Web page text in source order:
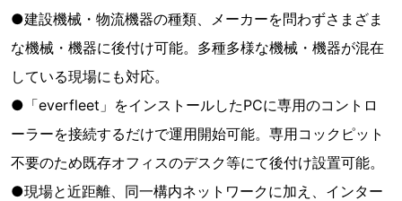
●建設機械・物流機器の種類、メーカーを問わずさまざま
な機械・機器に後付け可能。多種多様な機械・機器が混在
している現場にも対応。
●「everfleet」をインストールしたPCに専用のコントロ
ーラーを接続するだけで運用開始可能。専用コックピット
不要のため既存オフィスのデスク等にて後付け設置可能。
●現場と近距離、同一構内ネットワークに加え、インター